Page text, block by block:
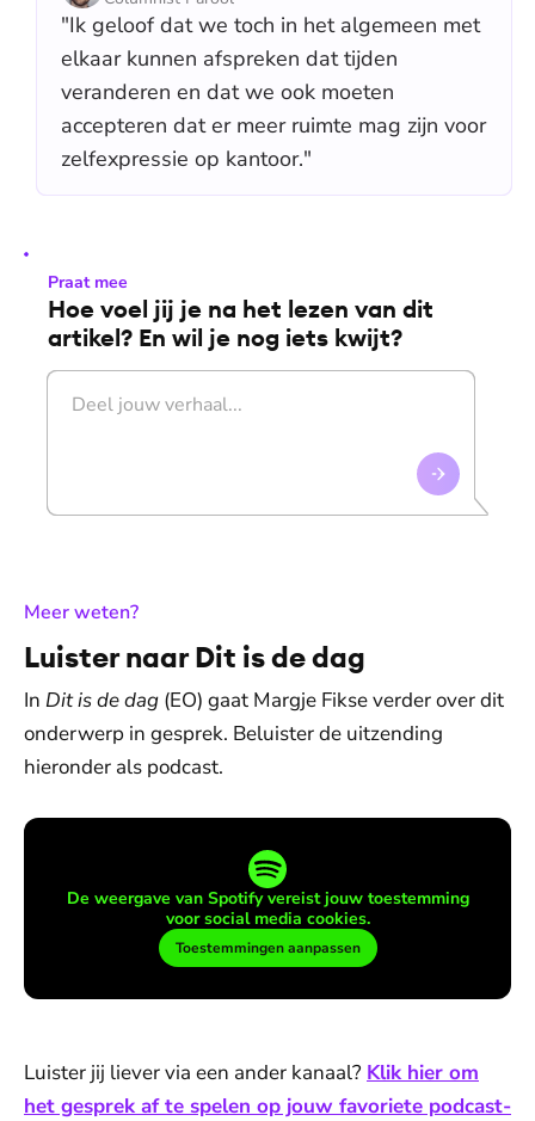
"Ik geloof dat we toch in het algemeen met
elkaar kunnen afspreken dat tijden
veranderen en dat we ook moeten
accepteren dat er meer ruimte mag zijn voor
zelfexpressie op kantoor."
Praat mee
Hoe voel jij je na het lezen van dit
artikel? En wil je nog iets kwijt?
Meer weten?:
Luister naar Dit is de dag
In Dit is de dag (EO) gaat Margje Fikse verder over dit
onderwerp in gesprek. Beluister de uitzending
hieronder als podcast.
De weergave van Spotify vereist jouw toestemming
voor social media cookies.
Toestemmingen aanpassen
Luister jij liever via een ander kanaal? Klik hier om
het gesprek af te spelen op jouw favoriete podcast-